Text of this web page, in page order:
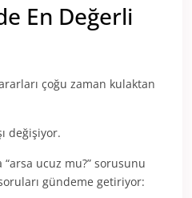
En Değerli
çoğu zaman kulaktan
değişiyor.
“arsa ucuz mu?” sorusunu
gündeme getiriyor: